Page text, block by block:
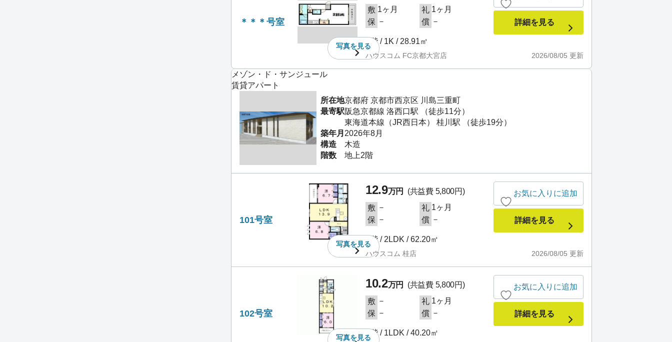
＊＊＊号室
写真を見る
敷 1ヶ月 礼 1ヶ月
保 － 償 －
3階 / 1K / 28.91㎡
2026/08/05 更新
ハウスコム FC京都大宮店
詳細を見る
メゾン・ド・サンジュール
賃貸アパート
所在地京都府 京都市西京区 川島三重町
最寄駅阪急京都線 洛西口駅 （徒歩11分）
東海道本線（JR西日本） 桂川駅 （徒歩19分）
築年月 2026年8月
構造
木造
階数
地上2階
101号室
写真を見る
12.9万円
(共益費 5,800円)
敷 － 礼 1ヶ月
保 － 償 －
1階 / 2LDK / 62.20㎡
2026/08/05 更新
ハウスコム 桂店
お気に入りに追加
詳細を見る
102号室
写真を見る
10.2万円
(共益費 5,800円)
敷 － 礼 1ヶ月
保 － 償 －
1階 / 1LDK / 40.20㎡
お気に入りに追加
詳細を見る